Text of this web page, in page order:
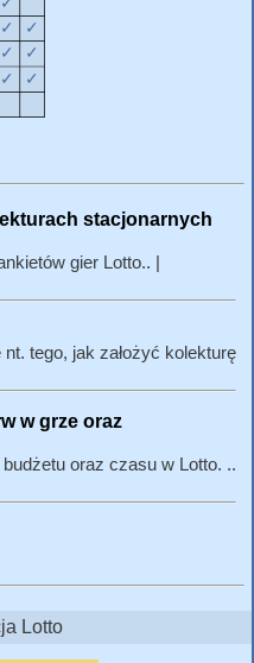
stacjonarnych
gier Lotto.. |
tego, jak założyć kolekturę
w grze oraz
oraz czasu w Lotto. ..
Lotto